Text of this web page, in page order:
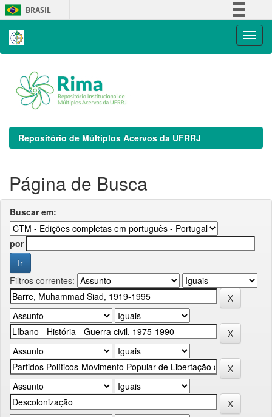
Skip
navigation
BRASIL
Repositório de Múltiplos Acervos da UFRRJ
Página de Busca
Buscar em:
por
Filtros correntes: